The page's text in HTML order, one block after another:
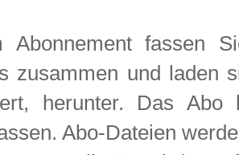
Abonnement fassen
zusammen und laden
herunter. Das
Abo-Dateien